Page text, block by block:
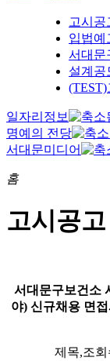
고시공
입법예
서대문
설계공
일자리정보
명예의 전당
서대문미디어
홈
고시공고
서대문구보건소
야) 신규채용 면
제목,조